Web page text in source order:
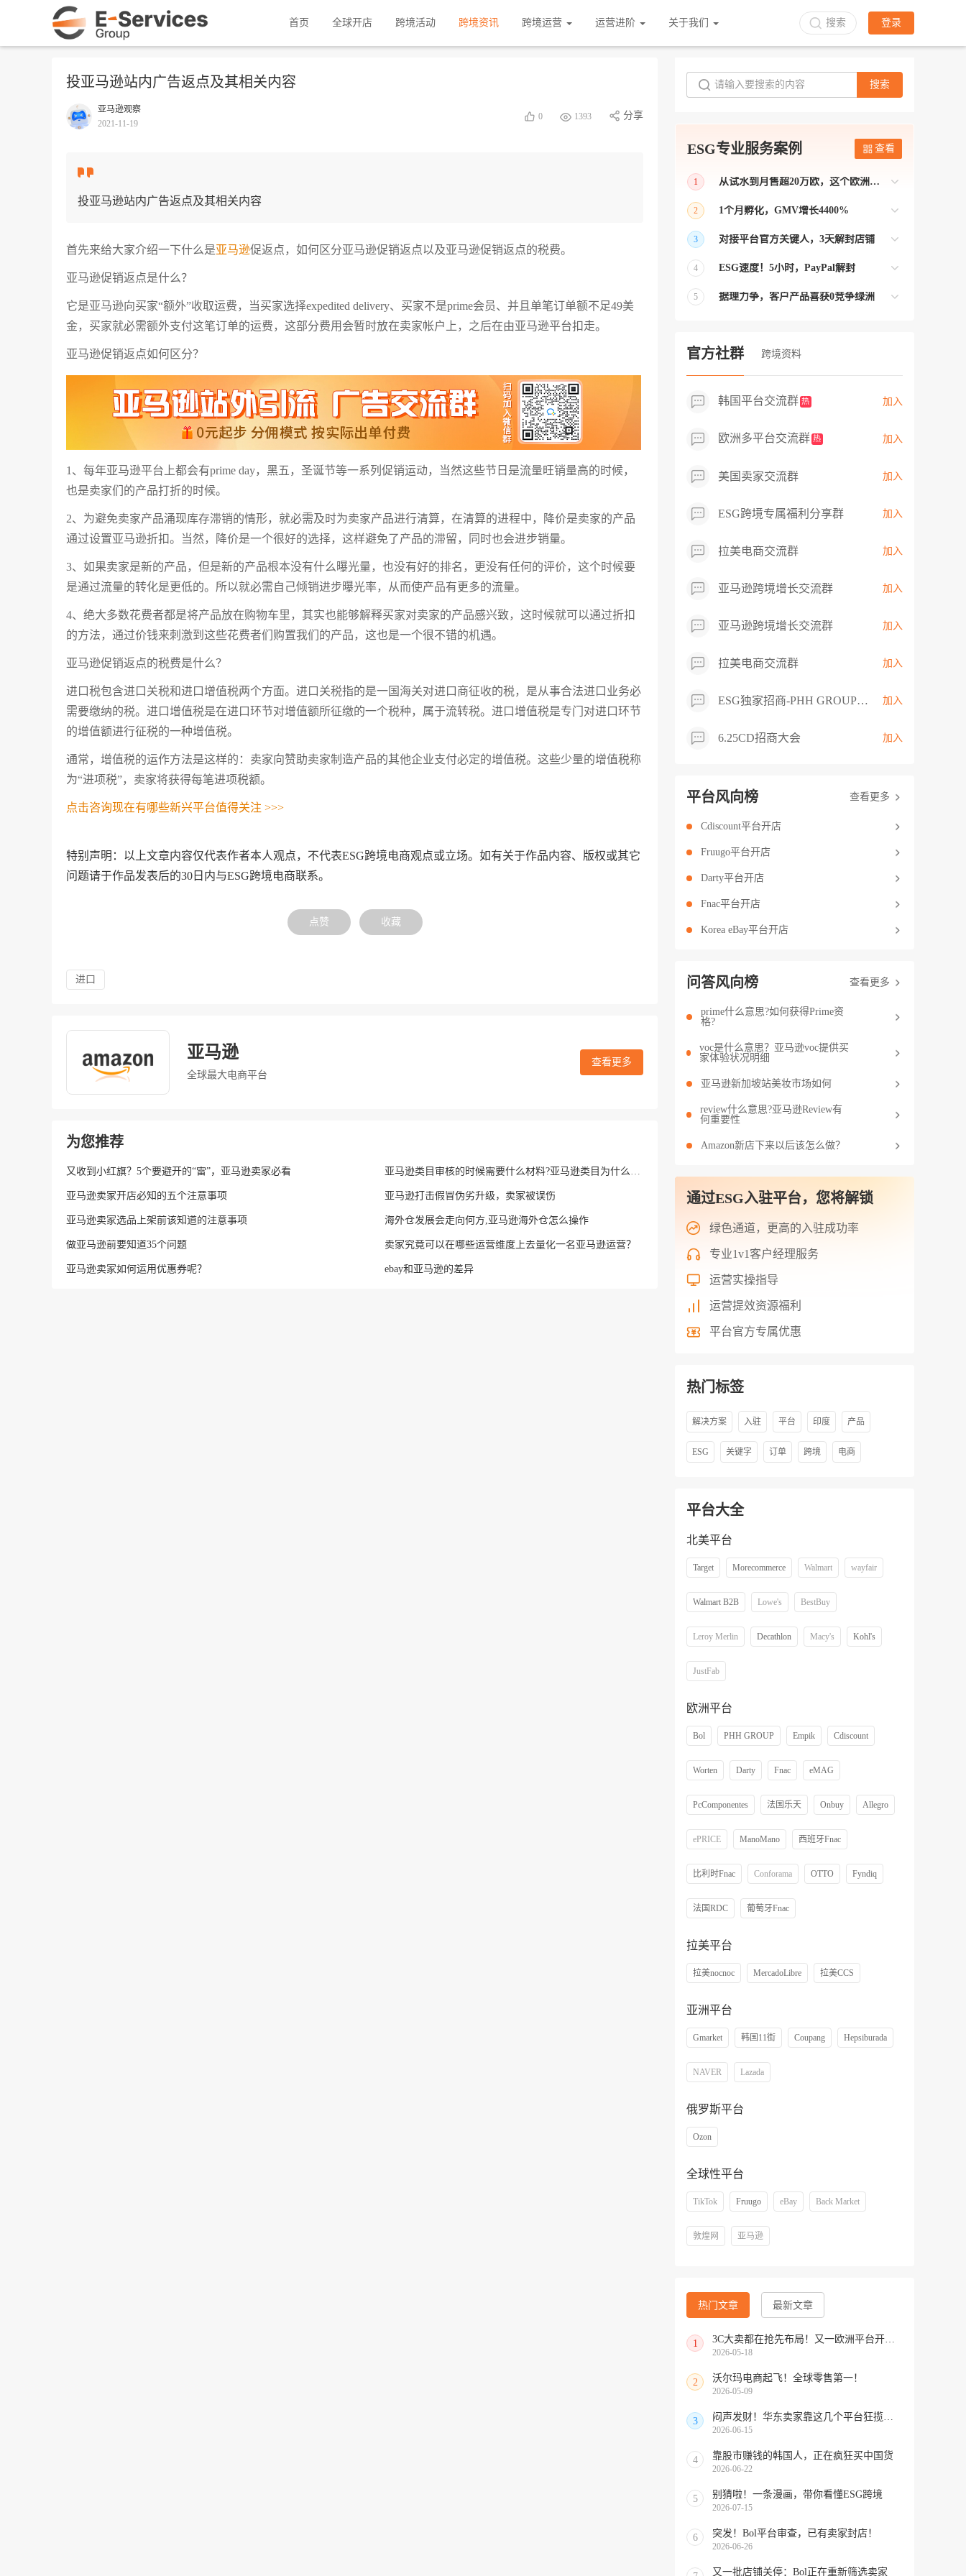
首页 全球开店 跨境活动 跨境资讯 跨境运营 运营进阶 关于我们 搜索 登录
投亚马逊站内广告返点及其相关内容
亚马逊观察
2021-11-19
0 1393 分享
投亚马逊站内广告返点及其相关内容
首先来给大家介绍一下什么是亚马逊促返点，如何区分亚马逊促销返点以及亚马逊促销返点的税费。
亚马逊促销返点是什么？
它是亚马逊向买家“额外”收取运费，当买家选择expedited delivery、买家不是prime会员、并且单笔订单额不足49美
金，买家就必需额外支付这笔订单的运费，这部分费用会暂时放在卖家帐户上，之后在由亚马逊平台扣走。
亚马逊促销返点如何区分？
1、每年亚马逊平台上都会有prime day，黑五，圣诞节等一系列促销运动，当然这些节日是流量旺销量高的时候，
也是卖家们的产品打折的时候。
2、为避免卖家产品涌现库存滞销的情形，就必需及时为卖家产品进行清算，在清算的进程中，降价是卖家的产品
通过设置亚马逊折扣。当然，降价是一个很好的选择，这样避免了产品的滞留，同时也会进步销量。
3、如果卖家是新的产品，但是新的产品根本没有什么曝光量，也没有好的排名，更没有任何的评价，这个时候要
是通过流量的转化是更低的。所以就必需自己倾销进步曝光率，从而使产品有更多的流量。
4、绝大多数花费者都是将产品放在购物车里，其实也能够解释买家对卖家的产品感兴致，这时候就可以通过折扣
的方法，通过价钱来刺激到这些花费者们购置我们的产品，这也是一个很不错的机遇。
亚马逊促销返点的税费是什么？
进口税包含进口关税和进口增值税两个方面。进口关税指的是一国海关对进口商征收的税，是从事合法进口业务必
需要缴纳的税。进口增值税是在进口环节对增值额所征缴的一个税种，属于流转税。进口增值税是专门对进口环节
的增值额进行征税的一种增值税。
通常，增值税的运作方法是这样的：卖家向赞助卖家制造产品的其他企业支付必定的增值税。这些少量的增值税称
为“进项税”，卖家将获得每笔进项税额。
点击咨询现在有哪些新兴平台值得关注 >>>
特别声明：以上文章内容仅代表作者本人观点，不代表ESG跨境电商观点或立场。如有关于作品内容、版权或其它
问题请于作品发表后的30日内与ESG跨境电商联系。
点赞 收藏
进口
亚马逊
全球最大电商平台
查看更多
为您推荐
又收到小红旗？5个要避开的“雷”，亚马逊卖家必看 亚马逊类目审核的时候需要什么材料?亚马逊类目为什么要审核?
亚马逊卖家开店必知的五个注意事项 亚马逊打击假冒伪劣升级，卖家被误伤
亚马逊卖家选品上架前该知道的注意事项 海外仓发展会走向何方,亚马逊海外仓怎么操作
做亚马逊前要知道35个问题 卖家究竟可以在哪些运营维度上去量化一名亚马逊运营？
亚马逊卖家如何运用优惠券呢？ ebay和亚马逊的差异
搜索
ESG专业服务案例 查看
1
从试水到月售超20万欧，这个欧洲本土平台被低估了
2
1个月孵化，GMV增长4400%
业】 >> Gmarket卖家店铺经过ESG跨境客
3
对接平台官方关键人，3天解封店铺
跨境帮我解决了韩国平台店铺异常问题
4
ESG速度！5小时，PayPal解封
ESG拥有Paypal支付和Onbuy平台双绿通道
5
据理力争，客户产品喜获0竞争绿洲
取机会，卖家成功上架市场热卖而平台稀
缺产品，拓展了西班牙新商机！
官方社群 跨境资料
韩国平台交流群 热 加入
欧洲多平台交流群 热 加入
美国卖家交流群 加入
ESG跨境专属福利分享群 加入
拉美电商交流群 加入
亚马逊跨境增长交流群 加入
亚马逊跨境增长交流群 加入
拉美电商交流群 加入
ESG独家招商-PHH GROUP卖家交流群 加入
6.25CD招商大会 加入
平台风向榜 查看更多
Cdiscount平台开店
Fruugo平台开店
Darty平台开店
Fnac平台开店
Korea eBay平台开店
问答风向榜 查看更多
prime什么意思?如何获得Prime资
格?
voc是什么意思？亚马逊voc提供买
家体验状况明细
亚马逊新加坡站美妆市场如何
review什么意思?亚马逊Review有
何重要性
Amazon新店下来以后该怎么做？
通过ESG入驻平台，您将解锁
绿色通道，更高的入驻成功率
专业1v1客户经理服务
运营实操指导
运营提效资源福利
平台官方专属优惠
热门标签
解决方案 入驻 平台 印度 产品
ESG 关键字 订单 跨境 电商
平台大全
北美平台
Target Morecommerce Walmart wayfair
Walmart B2B Lowe's BestBuy
Leroy Merlin Decathlon Macy's Kohl's
JustFab
欧洲平台
Bol PHH GROUP Empik Cdiscount
Worten Darty Fnac eMAG
PcComponentes 法国乐天 Onbuy Allegro
ePRICE ManoMano 西班牙Fnac
比利时Fnac Conforama OTTO Fyndiq
法国RDC 葡萄牙Fnac
拉美平台
拉美nocnoc MercadoLibre 拉美CCS
亚洲平台
Gmarket 韩国11街 Coupang Hepsiburada
NAVER Lazada
俄罗斯平台
Ozon
全球性平台
TikTok Fruugo eBay Back Market
敦煌网 亚马逊
热门文章 最新文章
1 3C大卖都在抢先布局！又一欧洲平台开放中国招商
2026-05-18
2 沃尔玛电商起飞！全球零售第一！
2026-05-09
3 闷声发财！华东卖家靠这几个平台狂揽北美订单，华南机会来了！
2026-06-15
4 靠股市赚钱的韩国人，正在疯狂买中国货
2026-06-22
5 别猜啦！一条漫画，带你看懂ESG跨境
2026-07-15
6 突发！Bol平台审查，已有卖家封店！
2026-06-26
又一批店铺关停：Bol正在重新筛选卖家